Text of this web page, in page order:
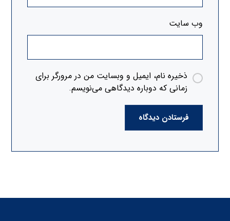
وب‌ سایت
ذخیره نام، ایمیل و وبسایت من در مرورگر برای
زمانی که دوباره دیدگاهی می‌نویسم.
فرستادن دیدگاه